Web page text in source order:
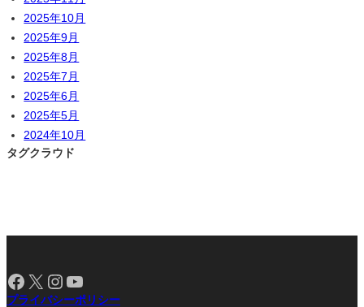
2025年10月
2025年9月
2025年8月
2025年7月
2025年6月
2025年5月
2024年10月
タグクラウド
Facebook X Instagram YouTube
プライバシーポリシー